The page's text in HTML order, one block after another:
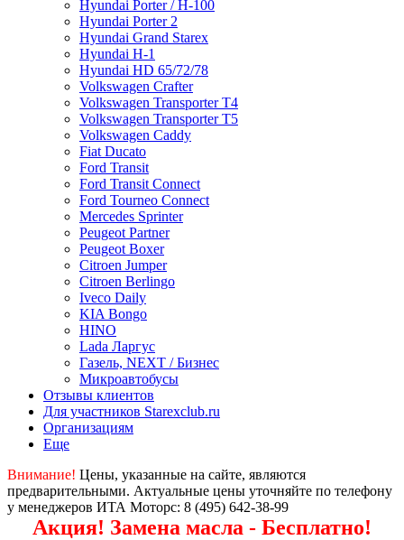
Hyundai Porter / H-100
Hyundai Porter 2
Hyundai Grand Starex
Hyundai H-1
Hyundai HD 65/72/78
Volkswagen Crafter
Volkswagen Transporter T4
Volkswagen Transporter T5
Volkswagen Caddy
Fiat Ducato
Ford Transit
Ford Transit Connect
Ford Tourneo Connect
Mercedes Sprinter
Peugeot Partner
Peugeot Boxer
Citroen Jumper
Citroen Berlingo
Iveco Daily
KIA Bongo
HINO
Lada Ларгус
Газель, NEXT / Бизнес
Микроавтобусы
Отзывы клиентов
Для участников Starexclub.ru
Организациям
Еще
Внимание! Цены, указанные на сайте, являются
предварительными. Актуальные цены уточняйте по телефону
у менеджеров ИТА Моторс: 8 (495) 642-38-99
Акция! Замена масла - Бесплатно!